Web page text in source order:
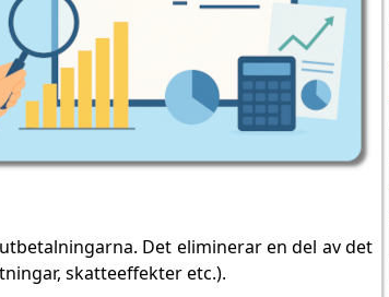
Det eliminerar en del av det
skatteeffekter etc.).